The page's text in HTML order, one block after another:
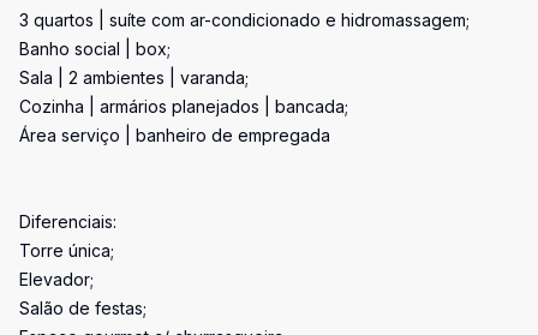
3 quartos | suíte com ar-condicionado e hidromassagem;
Banho social | box;
Sala | 2 ambientes | varanda;
Cozinha | armários planejados | bancada;
Área serviço | banheiro de empregada
Diferenciais:
Torre única;
Elevador;
Salão de festas;